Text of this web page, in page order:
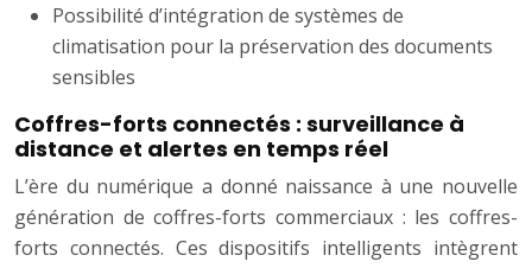
Possibilité d’intégration de systèmes de
climatisation pour la préservation des documents
sensibles
Coffres-forts connectés : surveillance à
distance et alertes en temps réel
L’ère du numérique a donné naissance à une nouvelle
génération de coffres-forts commerciaux : les coffres-
forts connectés. Ces dispositifs intelligents intègrent